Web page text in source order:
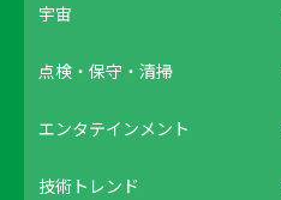
宇宙
点検・保守・清掃
エンタテインメント
技術トレンド